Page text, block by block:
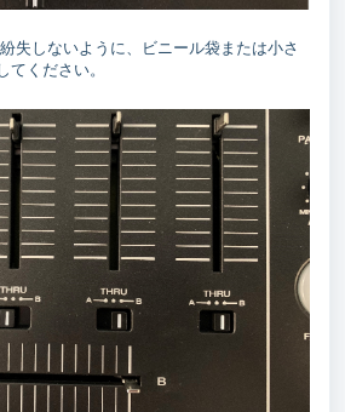
失しないように、ビニール袋または小さ
てください。